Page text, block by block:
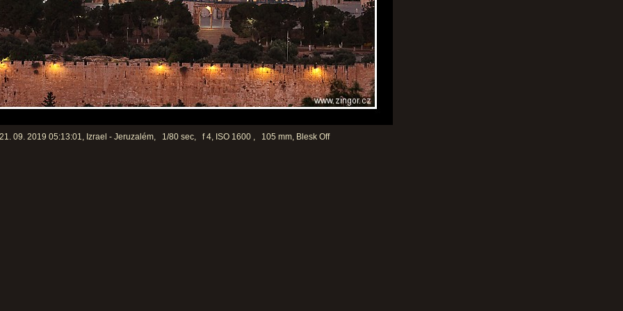
09. 2019 05:13:01, Izrael - Jeruzalém, 1/80 sec, f 4, ISO 1600 , 105 mm, Blesk Off